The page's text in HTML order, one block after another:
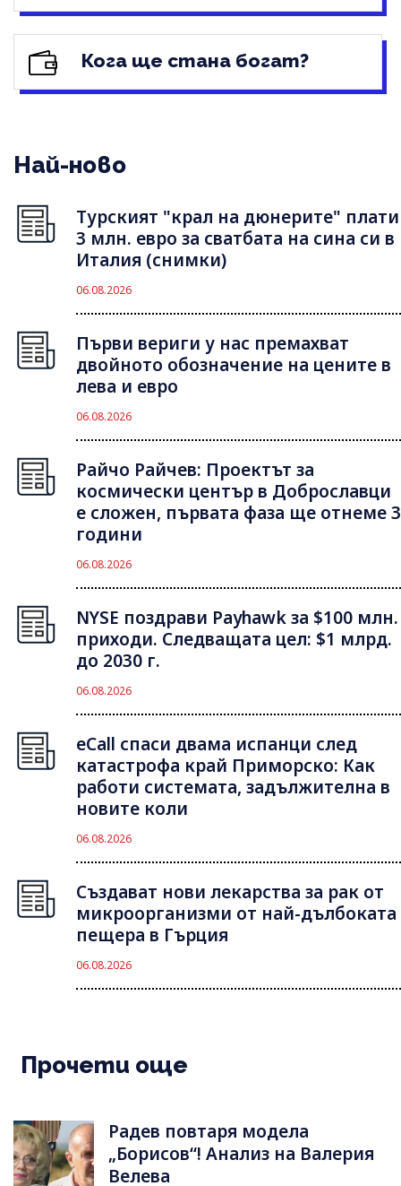
Кога ще стана богат?
Най-ново
Турският "крал на дюнерите" плати
3 млн. евро за сватбата на сина си в
Италия (снимки)
06.08.2026
Първи вериги у нас премахват
двойното обозначение на цените в
лева и евро
06.08.2026
Райчо Райчев: Проектът за
космически център в Доброславци
е сложен, първата фаза ще отнеме 3
години
06.08.2026
NYSE поздрави Payhawk за $100 млн.
приходи. Следващата цел: $1 млрд.
до 2030 г.
06.08.2026
eCall спаси двама испанци след
катастрофа край Приморско: Как
работи системата, задължителна в
новите коли
06.08.2026
Създават нови лекарства за рак от
микроорганизми от най-дълбоката
пещера в Гърция
06.08.2026
Прочети още
Радев повтаря модела
„Борисов“! Анализ на Валерия
Велева